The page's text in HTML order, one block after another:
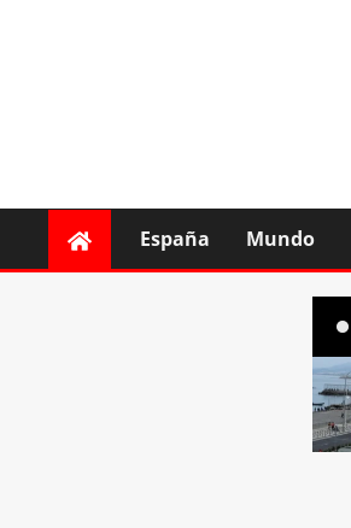
España Mundo